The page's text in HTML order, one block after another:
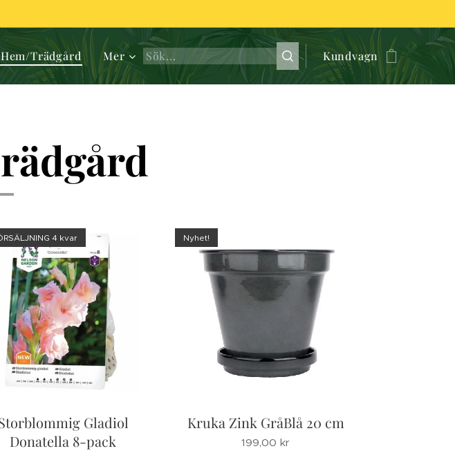
Hem/Trädgård Mer Kundvagn
Gladiol
Donatella 8-pack
4 kvar
Kruka Zink GråBlå 20 cm
Nyhet!
199,00 kr